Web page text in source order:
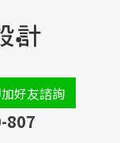
好友諮詢
807